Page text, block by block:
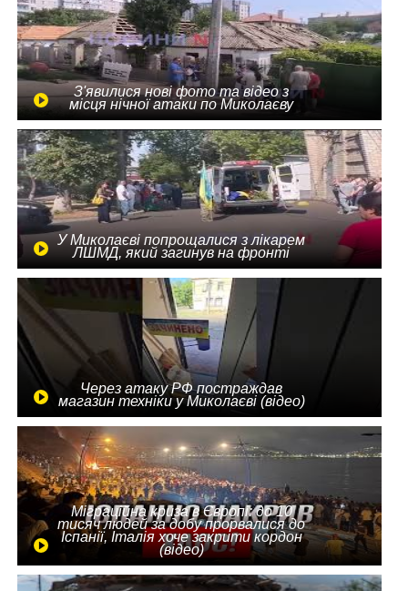
З'явилися нові фото та відео з
місця нічної атаки по Миколаєву
У Миколаєві попрощалися з лікарем
ЛШМД, який загинув на фронті
Через атаку РФ постраждав
магазин техніки у Миколаєві (відео)
Міграційна криза в Європі: до 10
тисяч людей за добу прорвалися до
Іспанії, Італія хоче закрити кордон
(відео)